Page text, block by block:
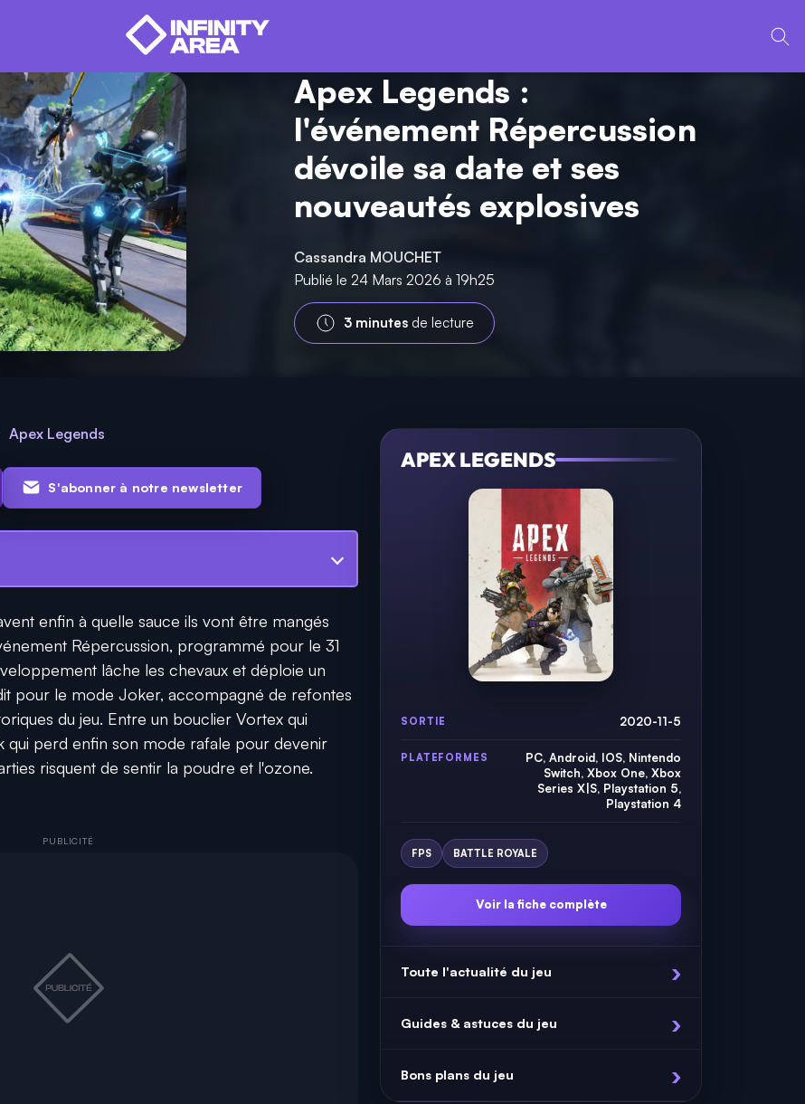
Apex Legends :
l'événement Répercussion
dévoile sa date et ses
nouveautés explosives
Cassandra MOUCHET
Publié le 24 Mars 2026 à 19h25
3 minutes de lecture
Apex Legends
S'abonner à notre newsletter
enfin à quelle sauce ils vont être mangés
Répercussion, programmé pour le 31
lâche les chevaux et déploie un
pour le mode Joker, accompagné de refontes
du jeu. Entre un bouclier Vortex qui
qui perd enfin son mode rafale pour devenir
risquent de sentir la poudre et l'ozone.
APEX LEGENDS
SORTIE 2020-11-5
PLATEFORMES
PC, Android, IOS, Nintendo
Switch, Xbox One, Xbox
Series X|S, Playstation 5,
Playstation 4
FPS BATTLE ROYALE
Voir la fiche complète
Toute l'actualité du jeu
Guides & astuces du jeu
Bons plans du jeu